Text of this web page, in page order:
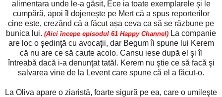
alimentara unde le-a găsit, Ece ia toate exemplarele şi le
cumpără, apoi îl dojeneşte pe Mert că a spus reporterilor
cine este, crezând că a făcut așa ceva ca să se răzbune pe
bunica lui. (Aici începe episodul 61 Happy Channel) La companie
are loc o şedinţă cu avocaţii, dar Begum îi spune lui Kerem
că nu are ce să caute acolo. Cansu iese după el şi îl
întreabă dacă i-a denunţat tatăl. Kerem nu ştie ce să facă şi
salvarea vine de la Levent care spune că el a făcut-o.
La Oliva apare o ziaristă, foarte sigură pe ea, care o umileşte